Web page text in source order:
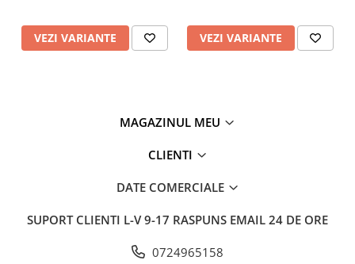
rezistentă la apă,
robustă, turnată prin
Există 4 moduri pentru a
diagnostica sistemele
electrice. (tensiune DC,
tensiune AC, rezistență,
VEZI VARIANTE VEZI VARIANTE
MAGAZINUL MEU
CLIENTI
DATE COMERCIALE
SUPORT CLIENTI L-V 9-17 RASPUNS EMAIL 24 DE ORE
0724965158